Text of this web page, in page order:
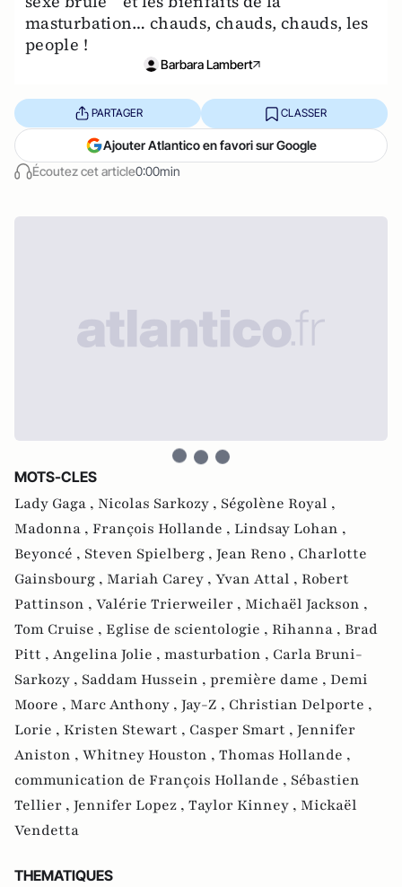
masturbation… chauds, chauds, chauds, les
people !
Barbara Lambert
Écoutez cet article0:00min
PARTAGER CLASSER
Ajouter Atlantico en favori sur Google
MOTS-CLES
Lady Gaga , Nicolas Sarkozy , Ségolène Royal ,
Madonna , François Hollande , Lindsay Lohan ,
Beyoncé , Steven Spielberg , Jean Reno , Charlotte
Gainsbourg , Mariah Carey , Yvan Attal , Robert
Pattinson , Valérie Trierweiler , Michaël Jackson ,
Tom Cruise , Eglise de scientologie , Rihanna , Brad
Pitt , Angelina Jolie , masturbation , Carla Bruni-
Sarkozy , Saddam Hussein , première dame , Demi
Moore , Marc Anthony , Jay-Z , Christian Delporte ,
Lorie , Kristen Stewart , Casper Smart , Jennifer
Aniston , Whitney Houston , Thomas Hollande ,
communication de François Hollande , Sébastien
Tellier , Jennifer Lopez , Taylor Kinney , Mickaël
Vendetta
THEMATIQUES